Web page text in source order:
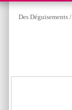
Des Déguisements /